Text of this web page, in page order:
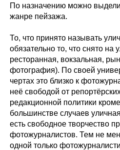
По назначению можно
жанре пейзажа.
То, что принято называть
обязательно то, что снято на
ресторанная, вокзальная,
фотография). По своей
чертах это близко к
неё свободой от
редакционной политики
большинстве случаев
есть свободное творчество
фотожурналистов. Тем не
одной только